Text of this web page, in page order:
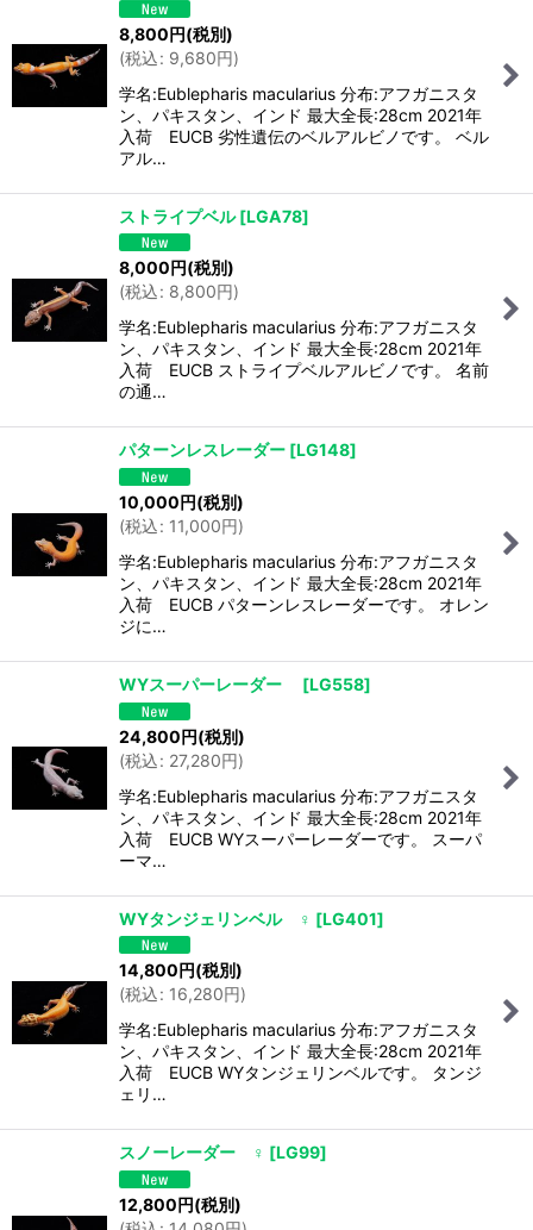
8,800円(税別)
(税込: 9,680円)
学名:Eublepharis macularius 分布:アフガニスタ
ン、パキスタン、インド 最大全長:28cm 2021年
入荷 EUCB 劣性遺伝のベルアルビノです。 ベル
アル…
ストライプベル [LGA78]
8,000円(税別)
(税込: 8,800円)
学名:Eublepharis macularius 分布:アフガニスタ
ン、パキスタン、インド 最大全長:28cm 2021年
入荷 EUCB ストライプベルアルビノです。 名前
の通…
パターンレスレーダー [LG148]
10,000円(税別)
(税込: 11,000円)
学名:Eublepharis macularius 分布:アフガニスタ
ン、パキスタン、インド 最大全長:28cm 2021年
入荷 EUCB パターンレスレーダーです。 オレン
ジに…
WYスーパーレーダー [LG558]
24,800円(税別)
(税込: 27,280円)
学名:Eublepharis macularius 分布:アフガニスタ
ン、パキスタン、インド 最大全長:28cm 2021年
入荷 EUCB WYスーパーレーダーです。 スーパ
ーマ…
WYタンジェリンベル ♀ [LG401]
14,800円(税別)
(税込: 16,280円)
学名:Eublepharis macularius 分布:アフガニスタ
ン、パキスタン、インド 最大全長:28cm 2021年
入荷 EUCB WYタンジェリンベルです。 タンジ
ェリ…
スノーレーダー ♀ [LG99]
12,800円(税別)